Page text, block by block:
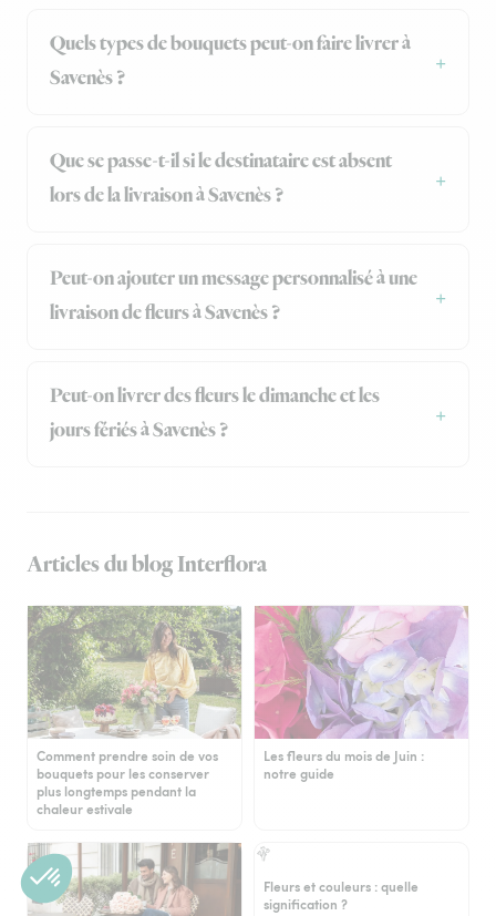
Quels types de bouquets peut-on faire livrer à
Savenès ?
Que se passe-t-il si le destinataire est absent
lors de la livraison à Savenès ?
Peut-on ajouter un message personnalisé à une
livraison de fleurs à Savenès ?
Peut-on livrer des fleurs le dimanche et les
jours fériés à Savenès ?
Articles du blog Interflora
Comment prendre soin de vos
bouquets pour les conserver
plus longtemps pendant la
chaleur estivale
Les fleurs du mois de Juin :
notre guide
Fleurs et couleurs : quelle
signification ?